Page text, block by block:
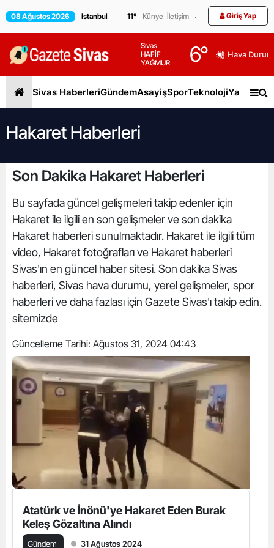
08 Ağustos 2026 11° Künye İletişim Giriş Yap
Sivas
HAFİF
YAĞMUR
6° Hava
Sivas HaberleriGündemAsayişSporTeknolojiYaşam
Hakaret Haberleri
Son Dakika Hakaret Haberleri
Bu sayfada güncel gelişmeleri takip edenler için
Hakaret ile ilgili en son gelişmeler ve son dakika
Hakaret haberleri sunulmaktadır. Hakaret ile ilgili tüm
video, Hakaret fotoğrafları ve Hakaret haberleri
Sivas'ın en güncel haber sitesi. Son dakika Sivas
haberleri, Sivas hava durumu, yerel gelişmeler, spor
haberleri ve daha fazlası için Gazete Sivas'ı takip edin.
sitemizde
Güncelleme Tarihi: Ağustos 31, 2024 04:43
Atatürk ve İnönü'ye Hakaret Eden Burak
Keleş Gözaltına Alındı
Gündem 31 Ağustos 2024